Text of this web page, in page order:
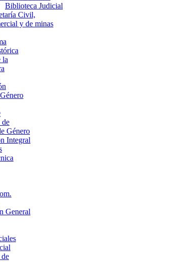
Biblioteca Judicial
Civil,
y de minas
la
de
Género
Integral
General